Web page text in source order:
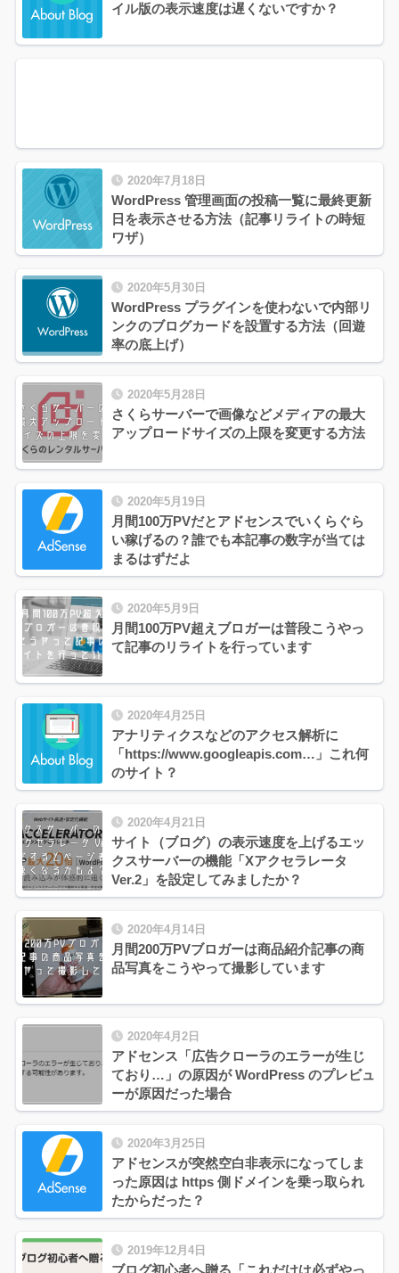
イル版の表示速度は遅くないですか？
2020年7月18日
WordPress 管理画面の投稿一覧に最終更新
日を表示させる方法（記事リライトの時短
ワザ）
2020年5月30日
WordPress プラグインを使わないで内部リ
ンクのブログカードを設置する方法（回遊
率の底上げ）
2020年5月28日
さくらサーバーで画像などメディアの最大
アップロードサイズの上限を変更する方法
2020年5月19日
月間100万PVだとアドセンスでいくらぐら
い稼げるの？誰でも本記事の数字が当ては
まるはずだよ
2020年5月9日
月間100万PV超えブロガーは普段こうやっ
て記事のリライトを行っています
2020年4月25日
アナリティクスなどのアクセス解析に
「https://www.googleapis.com…」これ何
のサイト？
2020年4月21日
サイト（ブログ）の表示速度を上げるエッ
クスサーバーの機能「Xアクセラレータ
Ver.2」を設定してみましたか？
2020年4月14日
月間200万PVブロガーは商品紹介記事の商
品写真をこうやって撮影しています
2020年4月2日
アドセンス「広告クローラのエラーが生じ
ており…」の原因が WordPress のプレビュ
ーが原因だった場合
2020年3月25日
アドセンスが突然空白非表示になってしま
った原因は https 側ドメインを乗っ取られ
たからだった？
2019年12月4日
ブログ初心者へ贈る「これだけは必ずやっ